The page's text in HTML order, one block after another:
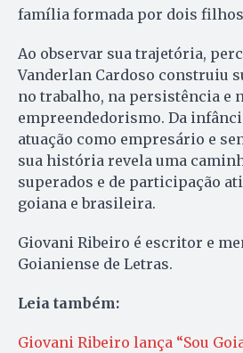
família formada por dois
Ao observar sua trajetória,
Vanderlan Cardoso construiu
no trabalho, na persistência e
empreendedorismo. Da
atuação como empresário e
sua história revela uma
superados e de participação
goiana e brasileira.
Giovani Ribeiro é escritor e
Goianiense de Letras.
Leia também:
Giovani Ribeiro lança “Sou